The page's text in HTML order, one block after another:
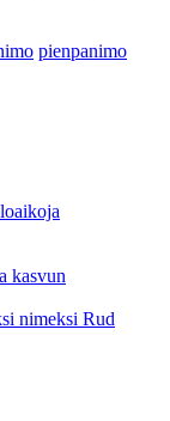
pienpanimo
kasvun
nimeksi Rud